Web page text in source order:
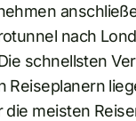
nach
schnellsten
Reiseplanern
die meisten